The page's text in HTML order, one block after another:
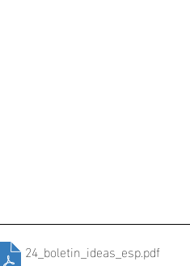
24_boletin_ideas_esp.pdf